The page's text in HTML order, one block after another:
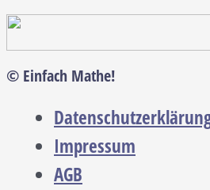
© Einfach Mathe!
Impressum
AGB